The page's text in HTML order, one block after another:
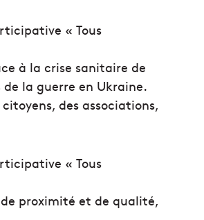
à la crise sanitaire de
la guerre en Ukraine.
des associations,
proximité et de qualité,